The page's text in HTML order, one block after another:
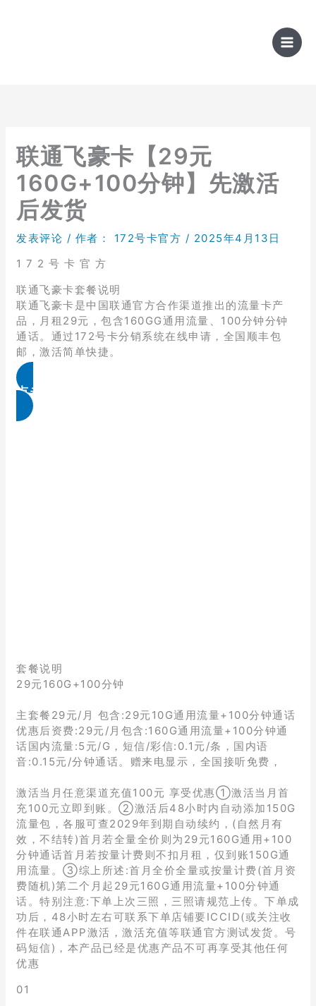
联通飞豪卡【29元
160G+100分钟】先激活
后发货
发表评论 / 作者： 172号卡官方 / 2025年4月13日
1 7 2 号 卡 官 方
联通飞豪卡套餐说明
联通飞豪卡是中国联通官方合作渠道推出的流量卡产
品，月租29元，包含160GG通用流量、100分钟分钟
通话。通过172号卡分销系统在线申请，全国顺丰包
邮，激活简单快捷。
点击免费领取
套餐说明
29元160G+100分钟
主套餐29元/月 包含:29元10G通用流量+100分钟通话
优惠后资费:29元/月包含:160G通用流量+100分钟通
话国内流量:5元/G，短信/彩信:0.1元/条，国内语
音:0.15元/分钟通话。赠来电显示，全国接听免费，
激活当月任意渠道充值100元 享受优惠①激活当月首
充100元立即到账。②激活后48小时内自动添加150G
流量包，各服可查2029年到期自动续约，(自然月有
效，不结转)首月若全量全价则为29元160G通用+100
分钟通话首月若按量计费则不扣月租，仅到账150G通
用流量。③综上所述:首月全价全量或按量计费(首月资
费随机)第二个月起29元160G通用流量+100分钟通
话。特别注意:下单上次三照，三照请规范上传。下单成
功后，48小时左右可联系下单店铺要ICCID(或关注收
件在联通APP激活，激活充值等联通官方测试发货。号
码短信)，本产品已经是优惠产品不可再享受其他任何
优惠
01